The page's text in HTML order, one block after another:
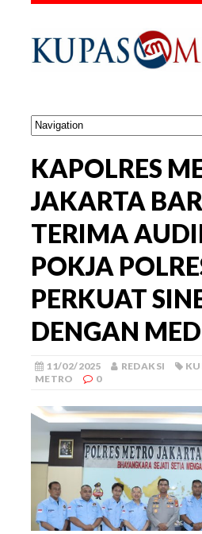
KAPOLRES
JAKARTA
TERIMA
POKJA
PERKUAT
DENGAN
11/02/2025 REDAKSI
METRO
0